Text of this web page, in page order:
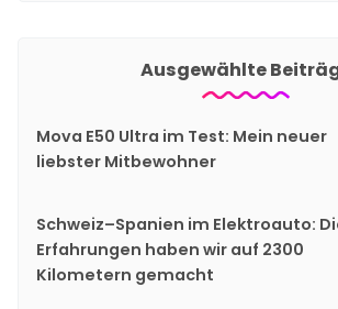
Ausgewählte
Mova E50 Ultra im Test: Mein neuer
liebster Mitbewohner
Schweiz–Spanien im Elektroauto:
Erfahrungen haben wir auf 2300
Kilometern gemacht